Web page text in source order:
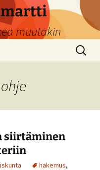
muutakin
Haku:
siirtäminen
hakemus,